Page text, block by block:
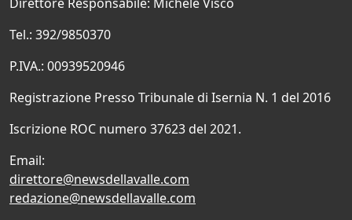
Tel.: 392/9850370
P.IVA.: 00939520946
Registrazione Presso Tribunale di Isernia N. 1 del 2016
Iscrizione ROC numero 37623 del 2021.
Email:
direttore@newsdellavalle.com
redazione@newsdellavalle.com